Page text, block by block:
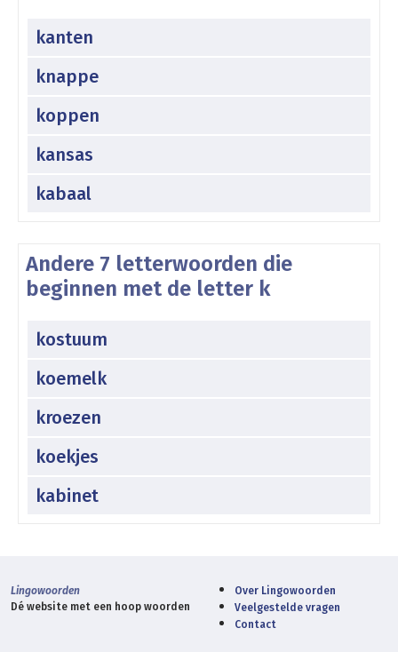
kanten
knappe
koppen
kansas
kabaal
Andere 7 letterwoorden die
beginnen met de letter k
kostuum
koemelk
kroezen
koekjes
kabinet
Lingowoorden
Dé website met een hoop woorden
Over Lingowoorden
Veelgestelde vragen
Contact